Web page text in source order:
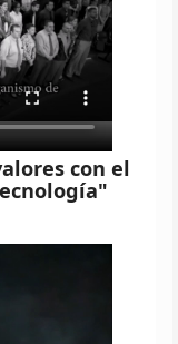
con el